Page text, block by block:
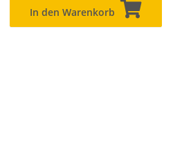
In den Warenkorb